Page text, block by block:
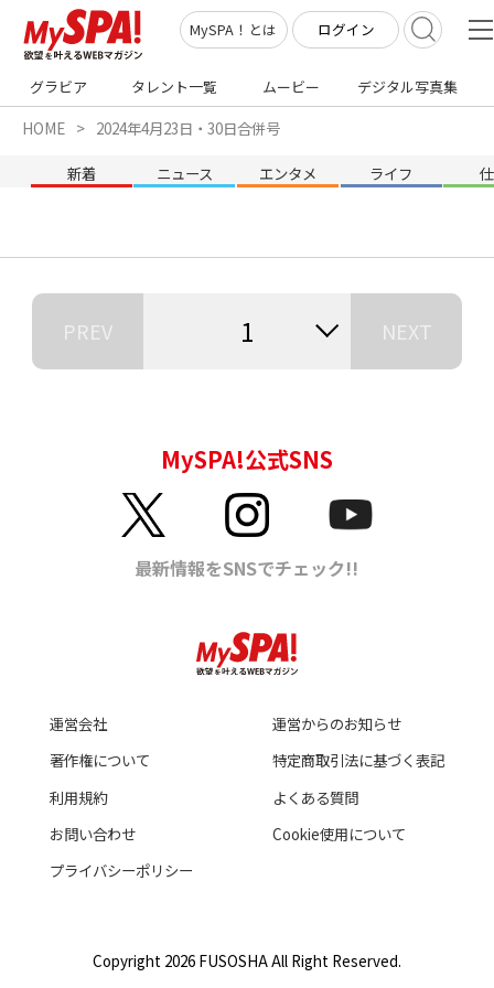
MySPA！とは ログイン
グラビア タレント一覧 ムービー デジタル写真集
HOME 2024年4月23日・30日合併号
新着 ニュース エンタメ ライフ
PREV 1 NEXT
運営会社
運営からのお知らせ
著作権について
特定商取引法に基づく表記
利用規約
よくある質問
お問い合わせ
Cookie使用について
プライバシーポリシー
Copyright 2026 FUSOSHA All Right Reserved.